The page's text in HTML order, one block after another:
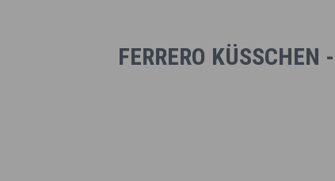
FERRERO KÜSSCHEN